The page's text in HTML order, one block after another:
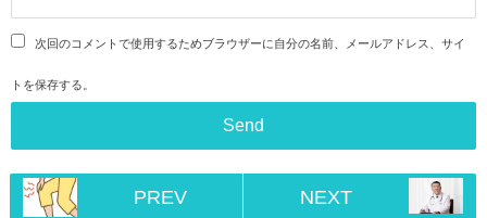
次回のコメントで使用するためブラウザーに自分の名前、メールアドレス、サイ
トを保存する。
PREV NEXT